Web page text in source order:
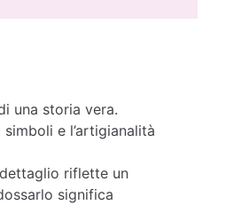
una storia vera.
e l’artigianalità
riflette un
significa